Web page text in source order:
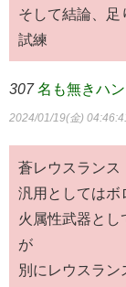
そして結論、足
試練
307 名も無きハ
2024/01/19(金)
蒼レウスランス
汎用としてはボ
火属性武器とし
が
別にレウスラン